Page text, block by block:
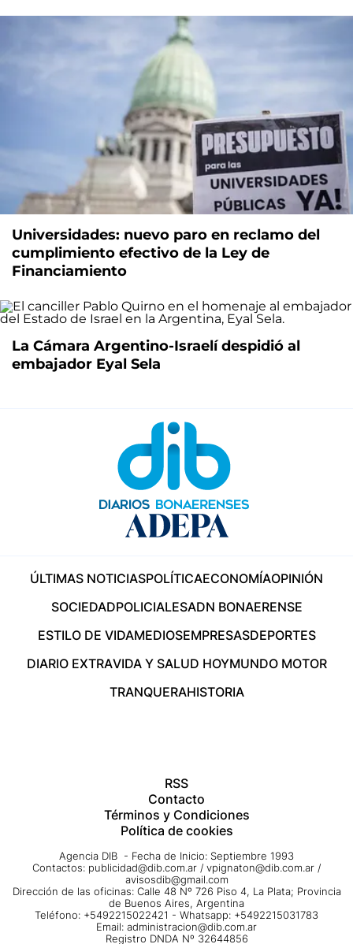
Universidades: nuevo paro en reclamo del
cumplimiento efectivo de la Ley de
Financiamiento
La Cámara Argentino-Israelí despidió al
embajador Eyal Sela
ÚLTIMAS NOTICIASPOLÍTICAECONOMÍAOPINIÓN
SOCIEDADPOLICIALESADN BONAERENSE
ESTILO DE VIDAMEDIOSEMPRESASDEPORTES
DIARIO EXTRAVIDA Y SALUD HOYMUNDO MOTOR
TRANQUERAHISTORIA
RSS
Contacto
Términos y Condiciones
Política de cookies
Agencia DIB - Fecha de Inicio: Septiembre 1993
Contactos: publicidad@dib.com.ar / vpignaton@dib.com.ar /
avisosdib@gmail.com
Dirección de las oficinas: Calle 48 Nº 726 Piso 4, La Plata; Provincia
de Buenos Aires, Argentina
Teléfono: +5492215022421 - Whatsapp: +5492215031783
Email: administracion@dib.com.ar
Registro DNDA Nº 32644856